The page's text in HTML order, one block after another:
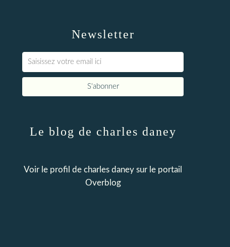
Newsletter
Le blog de charles daney
Voir le profil de charles daney sur le portail
Overblog